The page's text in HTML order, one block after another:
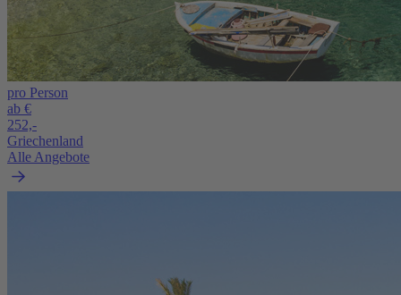
pro Person
ab €
252,-
Griechenland
Alle Angebote